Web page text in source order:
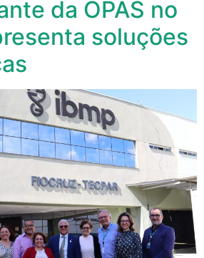
da OPAS no
soluções